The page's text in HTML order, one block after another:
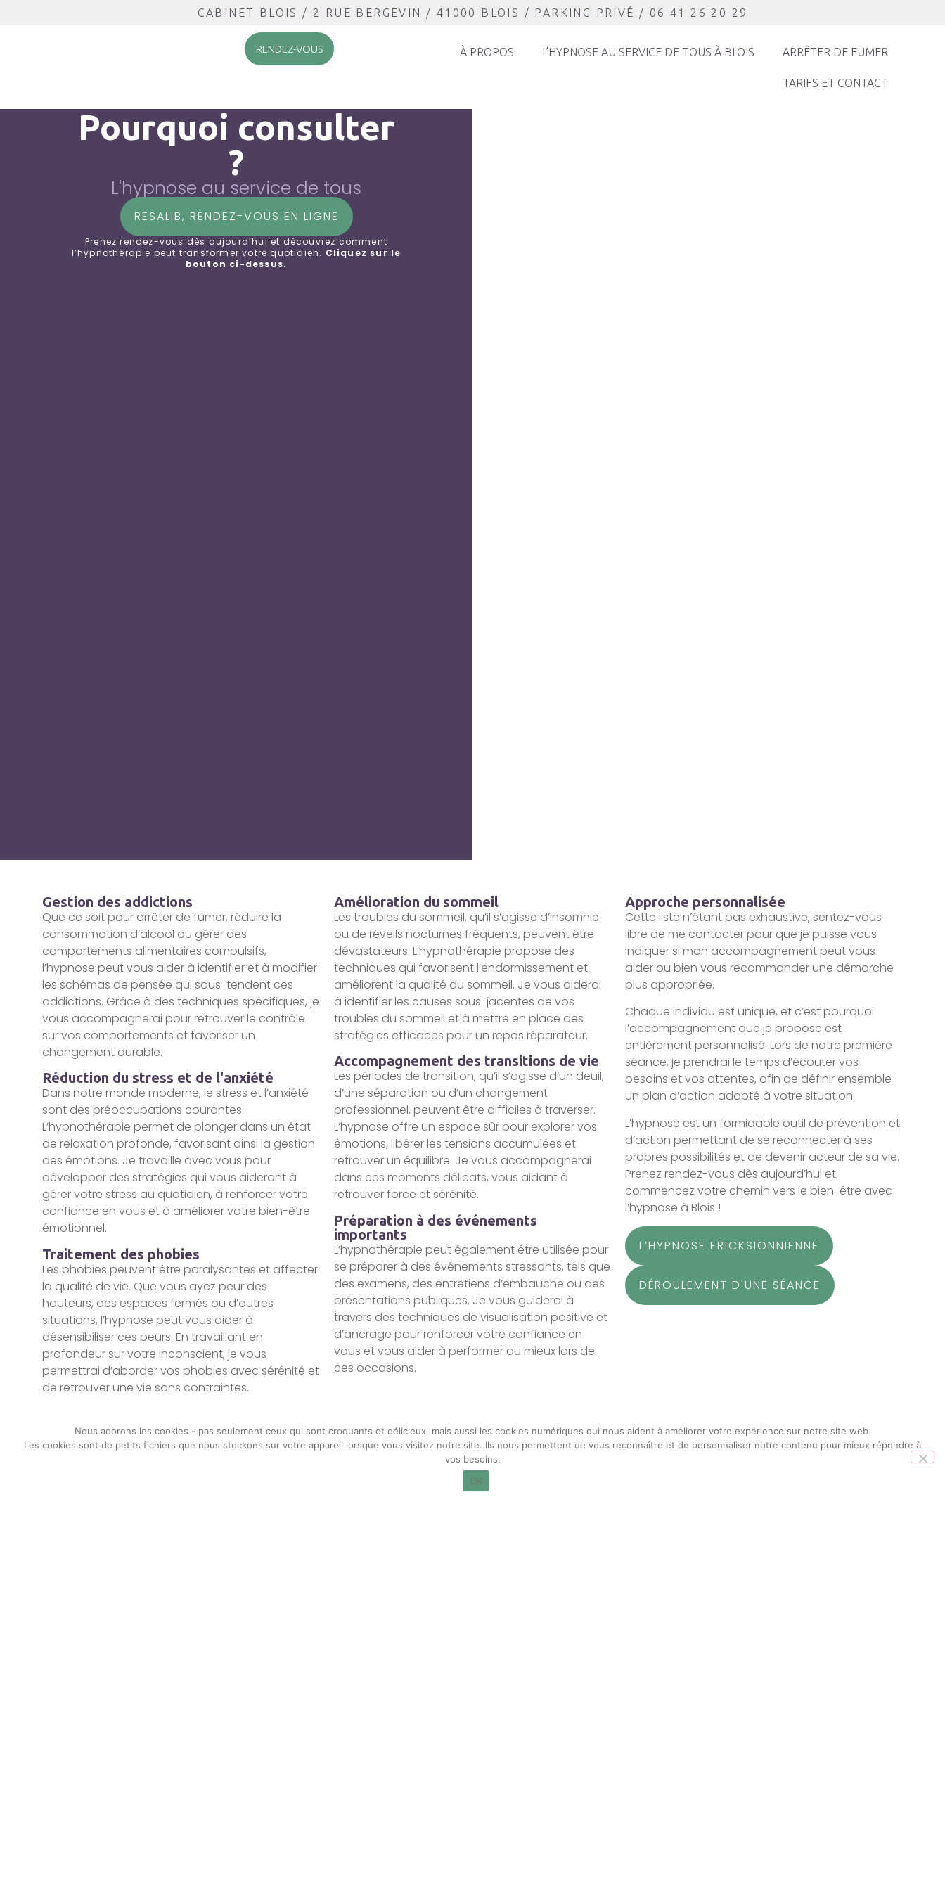
CABINET BLOIS / 2 RUE BERGEVIN / 41000 BLOIS / PARKING PRIVÉ / 06 41 26 20 29
RENDEZ-VOUS À PROPOS L’HYPNOSE AU SERVICE DE TOUS À BLOIS ARRÊTER DE FUMER
TARIFS ET CONTACT
Pourquoi consulter
?
L'hypnose au service de tous
RESALIB, RENDEZ-VOUS EN LIGNE
Prenez rendez-vous dès aujourd’hui et découvrez comment
l’hypnothérapie peut transformer votre quotidien. Cliquez sur le
bouton ci-dessus.
Gestion des addictions
Que ce soit pour arrêter de fumer, réduire la
consommation d’alcool ou gérer des
comportements alimentaires compulsifs,
l’hypnose peut vous aider à identifier et à modifier
les schémas de pensée qui sous-tendent ces
addictions. Grâce à des techniques spécifiques, je
vous accompagnerai pour retrouver le contrôle
sur vos comportements et favoriser un
changement durable.
Réduction du stress et de l'anxiété
Dans notre monde moderne, le stress et l’anxiété
sont des préoccupations courantes.
L’hypnothérapie permet de plonger dans un état
de relaxation profonde, favorisant ainsi la gestion
des émotions. Je travaille avec vous pour
développer des stratégies qui vous aideront à
gérer votre stress au quotidien, à renforcer votre
confiance en vous et à améliorer votre bien-être
émotionnel.
Traitement des phobies
Les phobies peuvent être paralysantes et affecter
la qualité de vie. Que vous ayez peur des
hauteurs, des espaces fermés ou d’autres
situations, l’hypnose peut vous aider à
désensibiliser ces peurs. En travaillant en
profondeur sur votre inconscient, je vous
permettrai d’aborder vos phobies avec sérénité et
de retrouver une vie sans contraintes.
Amélioration du sommeil
Les troubles du sommeil, qu’il s’agisse d’insomnie
ou de réveils nocturnes fréquents, peuvent être
dévastateurs. L’hypnothérapie propose des
techniques qui favorisent l’endormissement et
améliorent la qualité du sommeil. Je vous aiderai
à identifier les causes sous-jacentes de vos
troubles du sommeil et à mettre en place des
stratégies efficaces pour un repos réparateur.
Accompagnement des transitions de vie
Les périodes de transition, qu’il s’agisse d’un deuil,
d’une séparation ou d’un changement
professionnel, peuvent être difficiles à traverser.
L’hypnose offre un espace sûr pour explorer vos
émotions, libérer les tensions accumulées et
retrouver un équilibre. Je vous accompagnerai
dans ces moments délicats, vous aidant à
retrouver force et sérénité.
Préparation à des événements
importants
L’hypnothérapie peut également être utilisée pour
se préparer à des événements stressants, tels que
des examens, des entretiens d’embauche ou des
présentations publiques. Je vous guiderai à
travers des techniques de visualisation positive et
d’ancrage pour renforcer votre confiance en
vous et vous aider à performer au mieux lors de
ces occasions.
Approche personnalisée
Cette liste n’étant pas exhaustive, sentez-vous
libre de me contacter pour que je puisse vous
indiquer si mon accompagnement peut vous
aider ou bien vous recommander une démarche
plus appropriée.
Chaque individu est unique, et c’est pourquoi
l’accompagnement que je propose est
entièrement personnalisé. Lors de notre première
séance, je prendrai le temps d’écouter vos
besoins et vos attentes, afin de définir ensemble
un plan d’action adapté à votre situation.
L’hypnose est un formidable outil de prévention et
d’action permettant de se reconnecter à ses
propres possibilités et de devenir acteur de sa vie.
Prenez rendez-vous dès aujourd’hui et
commencez votre chemin vers le bien-être avec
l’hypnose à Blois !
L’HYPNOSE ERICKSIONNIENNE
DÉROULEMENT D'UNE SÉANCE
Franck Fice Psychopraticien en hypnothérapie à Blois.
Nous adorons les cookies - pas seulement ceux qui sont croquants et délicieux, mais aussi les cookies numériques qui nous aident à améliorer votre expérience sur notre site web.
Les cookies sont de petits fichiers que nous stockons sur votre appareil lorsque vous visitez notre site. Ils nous permettent de vous reconnaître et de personnaliser notre contenu pour mieux répondre à
vos besoins.
OK